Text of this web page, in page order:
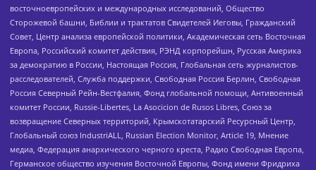
восточноевропейских и международных исследований, Общество
Сторожевой башни, Библии и трактатов Свидетелей Иеговы, Гражданский
Совет, Центр анализа европейской политики, Академическая сеть Восточная
Европа, Российский комитет действия, РЭНД корпорейшн, Русская Америка
за демократию в России, Настоящая Россия, Глобальная сеть журналистов-
расследователей, Служба поддержки, Свободная Россия Берлин, Свободная
Россия Северный Рейн-Вестфалия, Фонд глобальной помощи, Антивоенный
комитет России, Russie-Libertes, La Asocicion de Rusos Libres, Союз за
возвращение Северных территорий, Крымскотатарский Ресурсный Центр,
Глобальный союз IndustriALL, Russian Election Monitor, Article 19, Мнение
медиа, Федерация анархического черного креста, Радио Свободная Европа,
Германское общество изучения Восточной Европы, Фонд имени Фридриха